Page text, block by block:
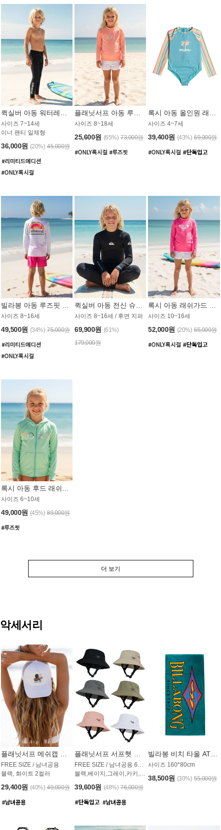
사이즈 7~14세
이너 팬티 일체형
36,000원 (20%) 45,000원
사이즈 8~18세
25,600원 (65%) 73,000원
사이즈 4~7세
39,400원 (43%) 69,000원
사이즈 8~16세
49,500원 (34%) 75,000원
사이즈 8~16세 / 후면 지퍼
69,900원 (61%)
179,000원
사이즈 10~16세
52,000원 (20%) 65,000원
록시 아동 후드 래쉬가드 GT764MRX
사이즈 6~10세
49,000원 (45%) 89,000원
더 보기
악세서리
FREE SIZE / 남녀공용
블랙, 화이트 2컬러
29,400원 (40%) 49,000원
블랙,베이지,그레이,카키,핑크,화이트
39,600원 (48%) 76,000원
사이즈 160*80cm
38,500원 (30%) 55,000원